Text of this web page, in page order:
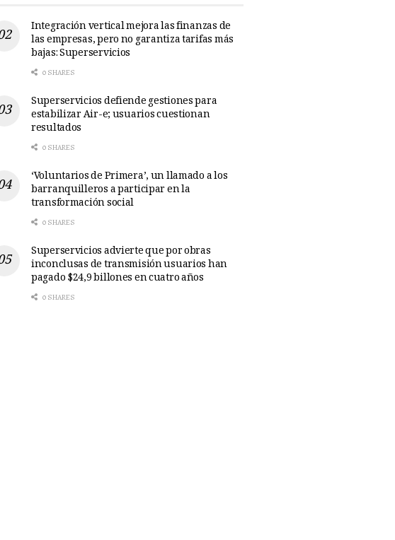
Integración vertical mejora las finanzas de
las empresas, pero no garantiza tarifas más
bajas: Superservicios
0 SHARES
Superservicios defiende gestiones para
estabilizar Air-e; usuarios cuestionan
resultados
0 SHARES
‘Voluntarios de Primera’, un llamado a los
barranquilleros a participar en la
transformación social
0 SHARES
Superservicios advierte que por obras
inconclusas de transmisión usuarios han
pagado $24,9 billones en cuatro años
0 SHARES